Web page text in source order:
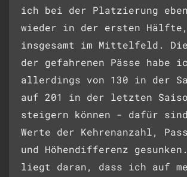
ich bei der Platzierung
wieder in der ersten Hälfte,
insgesamt im Mittelfeld.
der gefahrenen Pässe habe
allerdings von 130 in der
auf 201 in der letzten
steigern können - dafür
Werte der Kehrenanzahl,
und Höhendifferenz
liegt daran, dass ich auf